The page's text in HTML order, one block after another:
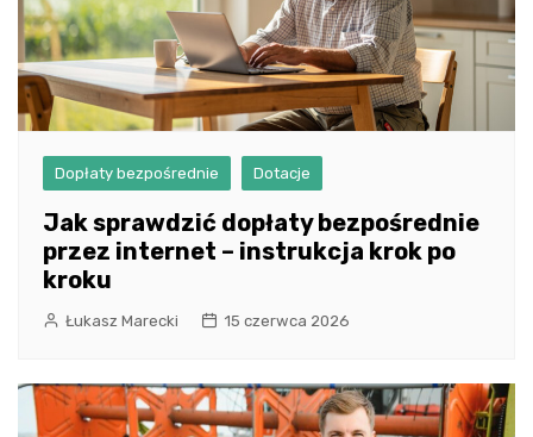
Dopłaty bezpośrednie Dotacje
Jak sprawdzić dopłaty bezpośrednie
przez internet – instrukcja krok po
kroku
Łukasz Marecki 15 czerwca 2026